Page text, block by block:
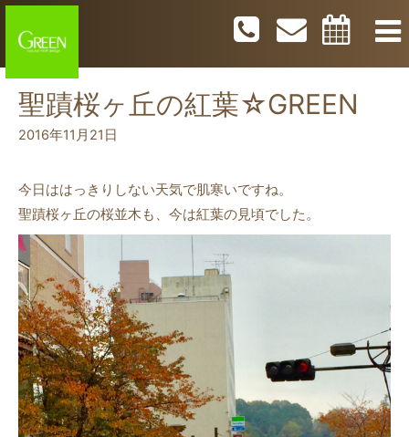
聖蹟桜ヶ丘の紅葉☆GREEN
2016年11月21日
今日ははっきりしない天気で肌寒いですね。
聖蹟桜ヶ丘の桜並木も、今は紅葉の見頃でした。